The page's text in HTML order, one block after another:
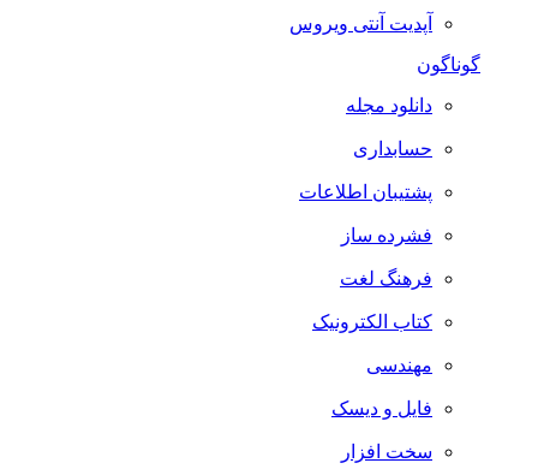
آپدیت آنتی ویروس
گوناگون
دانلود مجله
حسابداری
پشتیبان اطلاعات
فشرده ساز
فرهنگ لغت
کتاب الکترونیک
مهندسی
فایل و دیسک
سخت افزار